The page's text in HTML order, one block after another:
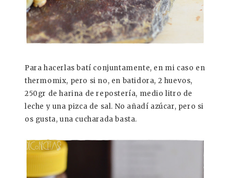
Para hacerlas batí conjuntamente, en mi caso en
thermomix, pero si no, en batidora, 2 huevos,
250gr de harina de repostería, medio litro de
leche y una pizca de sal. No añadí azúcar, pero si
os gusta, una cucharada basta.